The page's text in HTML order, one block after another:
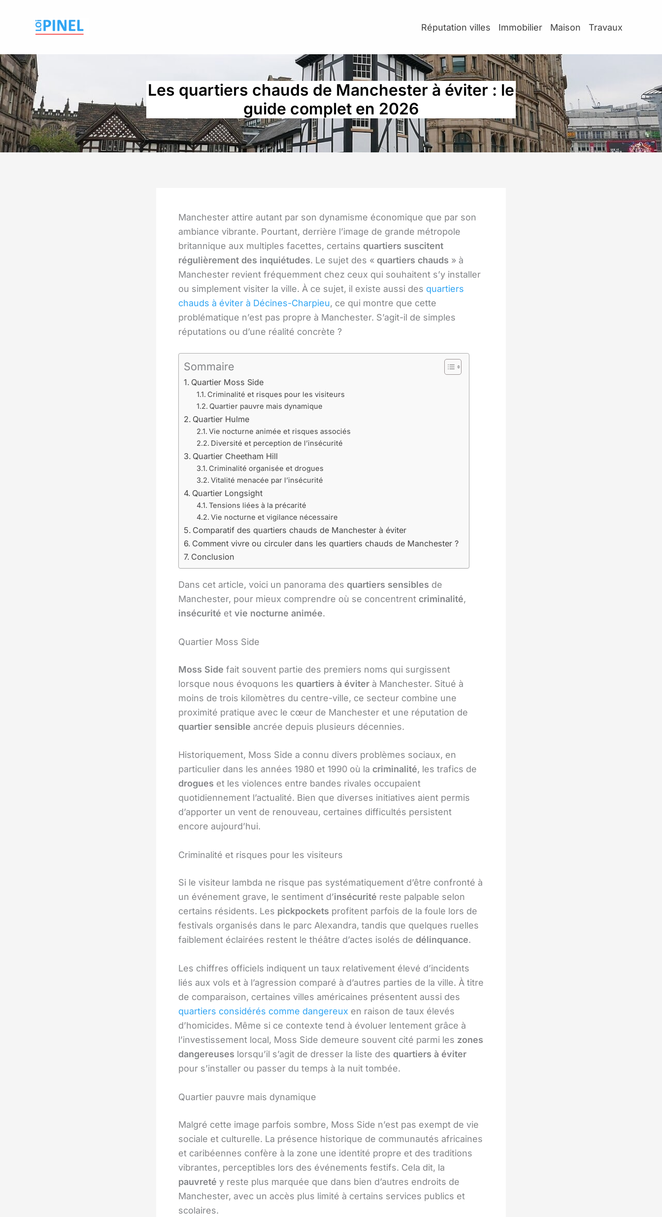
Réputation villes Immobilier Maison Travaux
Les quartiers chauds de Manchester à éviter : le
guide complet en 2026
Manchester attire autant par son dynamisme économique que par son
ambiance vibrante. Pourtant, derrière l’image de grande métropole
britannique aux multiples facettes, certains quartiers suscitent
régulièrement des inquiétudes. Le sujet des « quartiers chauds » à
Manchester revient fréquemment chez ceux qui souhaitent s’y installer
ou simplement visiter la ville. À ce sujet, il existe aussi des quartiers
chauds à éviter à Décines-Charpieu, ce qui montre que cette
problématique n’est pas propre à Manchester. S’agit-il de simples
réputations ou d’une réalité concrète ?
Sommaire
Quartier Moss Side
Criminalité et risques pour les visiteurs
Quartier pauvre mais dynamique
Quartier Hulme
Vie nocturne animée et risques associés
Diversité et perception de l’insécurité
Quartier Cheetham Hill
Criminalité organisée et drogues
Vitalité menacée par l’insécurité
Quartier Longsight
Tensions liées à la précarité
Vie nocturne et vigilance nécessaire
Comparatif des quartiers chauds de Manchester à éviter
Comment vivre ou circuler dans les quartiers chauds de Manchester ?
Conclusion
Dans cet article, voici un panorama des quartiers sensibles de
Manchester, pour mieux comprendre où se concentrent criminalité,
insécurité et vie nocturne animée.
Quartier Moss Side
Moss Side fait souvent partie des premiers noms qui surgissent
lorsque nous évoquons les quartiers à éviter à Manchester. Situé à
moins de trois kilomètres du centre-ville, ce secteur combine une
proximité pratique avec le cœur de Manchester et une réputation de
quartier sensible ancrée depuis plusieurs décennies.
Historiquement, Moss Side a connu divers problèmes sociaux, en
particulier dans les années 1980 et 1990 où la criminalité, les trafics de
drogues et les violences entre bandes rivales occupaient
quotidiennement l’actualité. Bien que diverses initiatives aient permis
d’apporter un vent de renouveau, certaines difficultés persistent
encore aujourd’hui.
Criminalité et risques pour les visiteurs
Si le visiteur lambda ne risque pas systématiquement d’être confronté à
un événement grave, le sentiment d’insécurité reste palpable selon
certains résidents. Les pickpockets profitent parfois de la foule lors de
festivals organisés dans le parc Alexandra, tandis que quelques ruelles
faiblement éclairées restent le théâtre d’actes isolés de délinquance.
Les chiffres officiels indiquent un taux relativement élevé d’incidents
liés aux vols et à l’agression comparé à d’autres parties de la ville. À titre
de comparaison, certaines villes américaines présentent aussi des
quartiers considérés comme dangereux en raison de taux élevés
d’homicides. Même si ce contexte tend à évoluer lentement grâce à
l’investissement local, Moss Side demeure souvent cité parmi les zones
dangereuses lorsqu’il s’agit de dresser la liste des quartiers à éviter
pour s’installer ou passer du temps à la nuit tombée.
Quartier pauvre mais dynamique
Malgré cette image parfois sombre, Moss Side n’est pas exempt de vie
sociale et culturelle. La présence historique de communautés africaines
et caribéennes confère à la zone une identité propre et des traditions
vibrantes, perceptibles lors des événements festifs. Cela dit, la
pauvreté y reste plus marquée que dans bien d’autres endroits de
Manchester, avec un accès plus limité à certains services publics et
scolaires.